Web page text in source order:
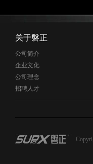
关于磐正
公司简介
企业文化
公司理念
招聘人才